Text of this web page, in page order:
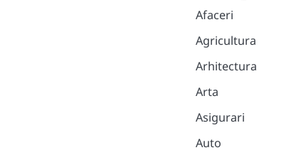
Afaceri
Agricultura
Arhitectura
Arta
Asigurari
Auto